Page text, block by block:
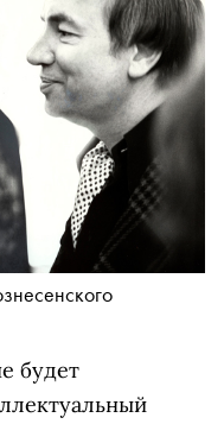
будет